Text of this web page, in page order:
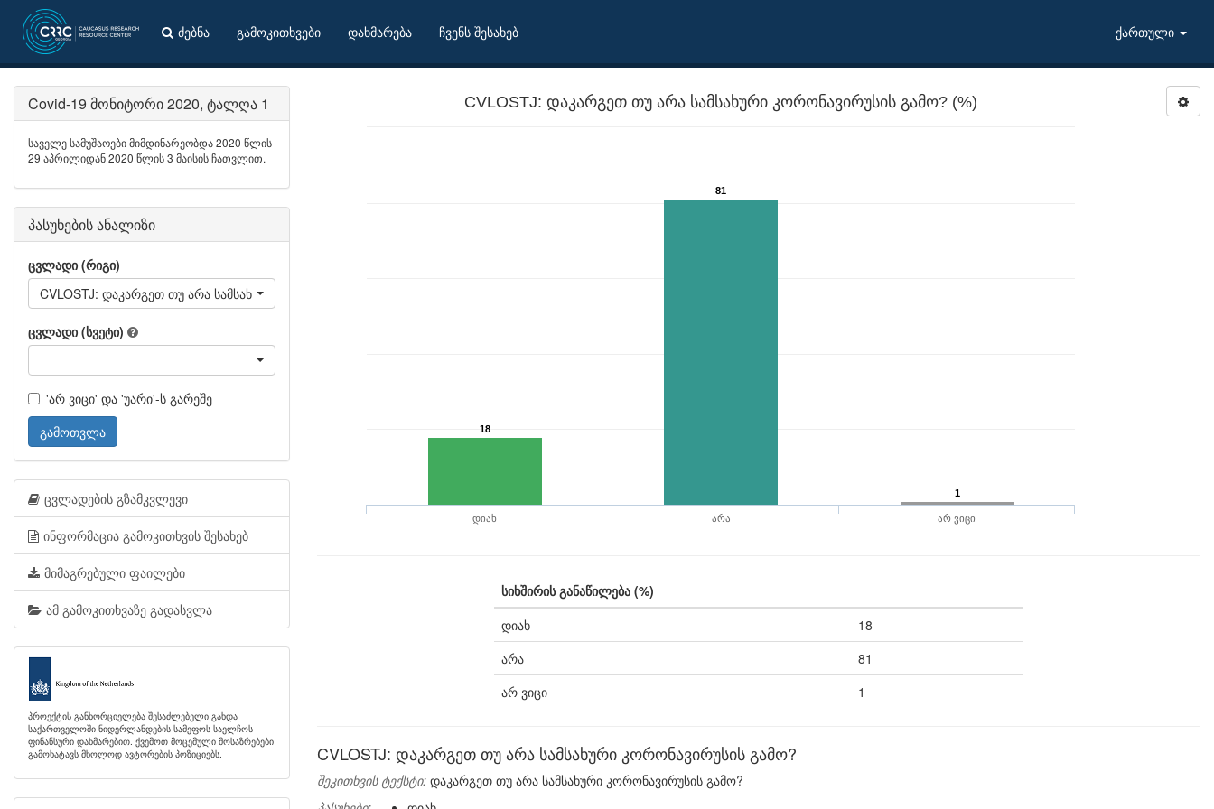
ძებნა გამოკითხვები დახმარება ჩვენს შესახებ ქართული
CVLOSTJ: დაკარგეთ თუ არა სამსახური კორონავირუსის გამო? (%)
18
81
1
დიახ არა არ ვიცი
სიხშირის განაწილება (%)
დიახ
18
არა
81
არ ვიცი
1
CVLOSTJ: დაკარგეთ თუ არა სამსახური კორონავირუსის გამო?
შეკითხვის ტექსტი: დაკარგეთ თუ არა სამსახური კორონავირუსის გამო?
Covid-19 მონიტორი 2020, ტალღა 1
საველე სამუშაოები მიმდინარეობდა 2020 წლის
29 აპრილიდან 2020 წლის 3 მაისის ჩათვლით.
პასუხების ანალიზი
ცვლადი (რიგი)
CVLOSTJ: დაკარგეთ თუ არა სამსახური კორონავირუსის გამო?
ცვლადი (სვეტი)
'არ ვიცი' და 'უარი'-ს გარეშე
გამოთვლა
ცვლადების გზამკვლევი
ინფორმაცია გამოკითხვის შესახებ
მიმაგრებული ფაილები
ამ გამოკითხვაზე გადასვლა
პროექტის განხორციელება შესაძლებელი გახდა
საქართველოში ნიდერლანდების სამეფოს საელჩოს
ფინანსური დახმარებით. ქვემოთ მოცემული მოსაზრებები
გამოხატავს მხოლოდ ავტორების პოზიციებს.